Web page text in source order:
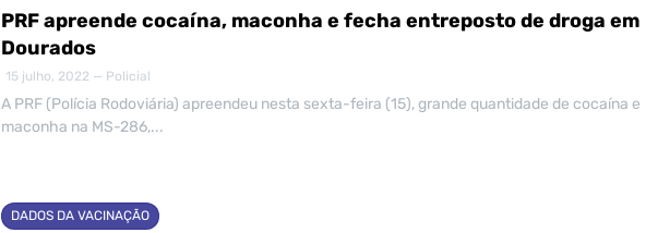
PRF apreende cocaína, maconha e fecha entreposto de droga em
Dourados
15 julho, 2022 — Policial
A PRF (Polícia Rodoviária) apreendeu nesta sexta-feira (15), grande quantidade de cocaína e
maconha na MS-286,...
DADOS DA VACINAÇÃO